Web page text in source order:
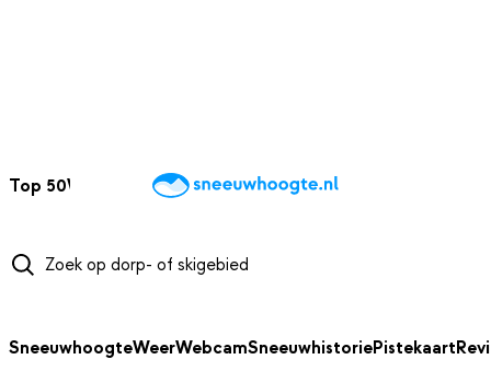
Top 50Webcams WintersportweerKaarten
SneeuwhoogteWeerWebcamSneeuwhistoriePistekaart